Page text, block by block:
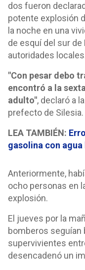
dos fueron
potente explosión
la noche en una
de esquí del sur de
autoridades
"Con pesar debo
encontró a la
adulto", declaró a
prefecto de Silesia.
LEA TAMBIÉN:
gasolina con
Anteriormente,
ocho personas en
explosión.
El jueves por la
bomberos seguían
supervivientes
desencadenó un